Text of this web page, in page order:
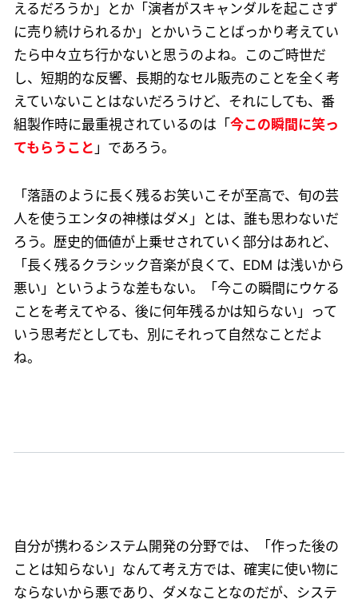
えるだろうか」とか「演者がスキャンダルを起こさず
に売り続けられるか」とかいうことばっかり考えてい
たら中々立ち行かないと思うのよね。このご時世だ
し、短期的な反響、長期的なセル販売のことを全く考
えていないことはないだろうけど、それにしても、番
組製作時に最重視されているのは「 今この瞬間に笑っ
てもらうこと 」であろう。
「落語のように長く残るお笑いこそが至高で、旬の芸
人を使うエンタの神様はダメ」とは、誰も思わないだ
ろう。歴史的価値が上乗せされていく部分はあれど、
「長く残るクラシック音楽が良くて、EDM は浅いから
悪い」というような差もない。「今この瞬間にウケる
ことを考えてやる、後に何年残るかは知らない」って
いう思考だとしても、別にそれって自然なことだよ
ね。
自分が携わるシステム開発の分野では、「作った後の
ことは知らない」なんて考え方では、確実に使い物に
ならないから悪であり、ダメなことなのだが、システ